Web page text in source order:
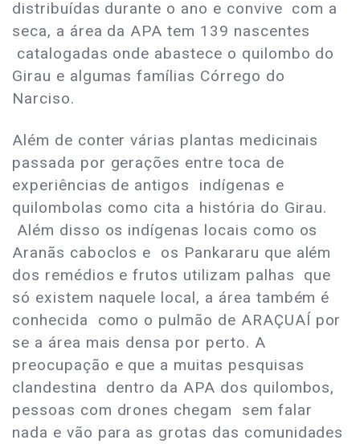
distribuídas durante o ano e convive com a
seca, a área da APA tem 139 nascentes
catalogadas onde abastece o quilombo do
Girau e algumas famílias Córrego do
Narciso.
Além de conter várias plantas medicinais
passada por gerações entre toca de
experiências de antigos indígenas e
quilombolas como cita a história do Girau.
Além disso os indígenas locais como os
Aranãs caboclos e os Pankararu que além
dos remédios e frutos utilizam palhas que
só existem naquele local, a área também é
conhecida como o pulmão de ARAÇUAÍ por
se a área mais densa por perto. A
preocupação e que a muitas pesquisas
clandestina dentro da APA dos quilombos,
pessoas com drones chegam sem falar
nada e vão para as grotas das comunidades